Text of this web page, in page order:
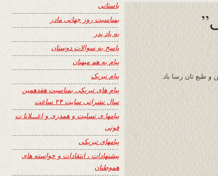
و طبع تان رسا باد.
باستانی
بمناسبت روز جهانی مادر
به یاد پدر
پاسخ به سوالات دوستان
پیام به هم میهنان
پیام تبریک
پیام های تبریکی بمناسبت هفدهمین
سال نشراتی سایت ۲۴ ساعت
پیامها ی تسلیت و همدری و اعـــلانا ت
فوتی
پیامهای تبریکی
پیشنهادات ، انتقادات و خواسته های
هموطنان